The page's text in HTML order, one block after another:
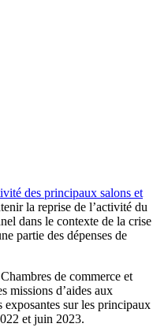
des principaux salons et
la reprise de l’activité du
dans le contexte de la crise
partie des dépenses de
de commerce et
missions d’aides aux
exposantes sur les principaux
et juin 2023.